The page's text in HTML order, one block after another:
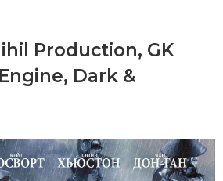
Production, GK
, Dark &